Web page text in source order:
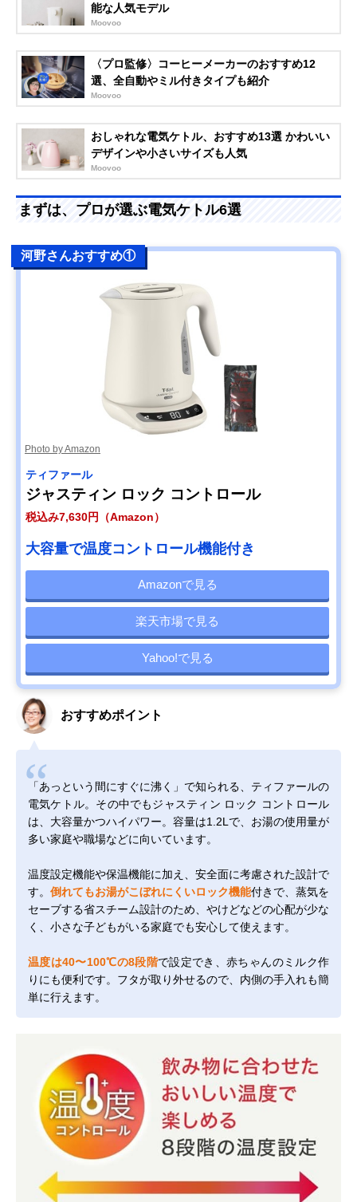
能な人気モデル
Moovoo
〈プロ監修〉コーヒーメーカーのおすすめ12
選、全自動やミル付きタイプも紹介
Moovoo
おしゃれな電気ケトル、おすすめ13選 かわいい
デザインや小さいサイズも人気
Moovoo
まずは、プロが選ぶ電気ケトル6選
河野さんおすすめ①
Photo by Amazon
ティファール
ジャスティン ロック コントロール
税込み7,630円（Amazon）
大容量で温度コントロール機能付き
Amazonで見る
楽天市場で見る
Yahoo!で見る
おすすめポイント
「あっという間にすぐに沸く」で知られる、ティファールの
電気ケトル。その中でもジャスティン ロック コントロール
は、大容量かつハイパワー。容量は1.2Lで、お湯の使用量が
多い家庭や職場などに向いています。
温度設定機能や保温機能に加え、安全面に考慮された設計で
す。 倒れてもお湯がこぼれにくいロック機能付きで、蒸気を
セーブする省スチーム設計のため、やけどなどの心配が少な
く、小さな子どもがいる家庭でも安心して使えます。
温度は40〜100℃の8段階で設定でき、赤ちゃんのミルク作
りにも便利です。フタが取り外せるので、内側の手入れも簡
単に行えます。